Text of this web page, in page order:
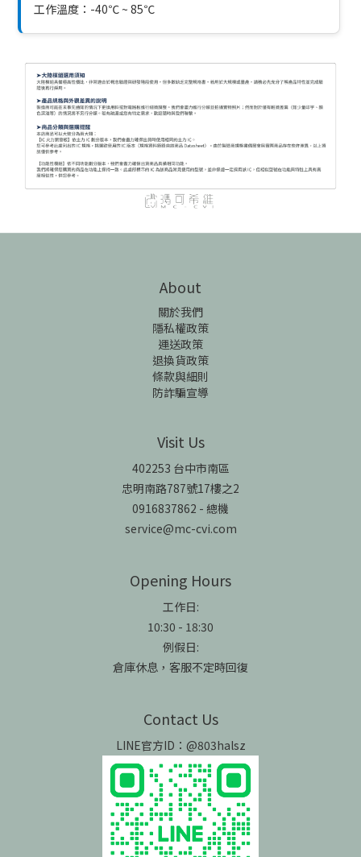
工作溫度：-40℃ ~ 85℃
About
關於我們
隱私權政策
運送政策
退換貨政策
條款與細則
防詐騙宣導
Visit Us
402253 台中市南區
忠明南路787號17樓之2
0916837862 - 總機
service@mc-cvi.com
Opening Hours
工作日:
10:30 - 18:30
例假日:
倉庫休息，客服不定時回復
Contact Us
LINE官方ID：@803halsz